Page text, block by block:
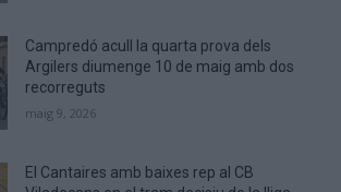
Campredó acull la quarta prova dels
Argilers diumenge 10 de maig amb dos
recorreguts
maig 9, 2026
El Cantaires amb baixes rep al CB